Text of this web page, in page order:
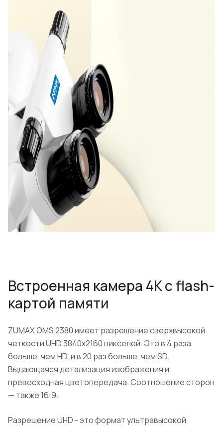
Встроенная камера 4K с flash-
картой памяти
ZUMAX OMS 2380 имеет разрешение сверхвысокой
четкости UHD 3840х2160 пикселей. Это в 4 раза
больше, чем HD, и в 20 раз больше, чем SD.
Выдающаяся детализация изображения и
превосходная цветопередача. Соотношение сторон
— также 16:9.
Разрешение UHD - это формат ультравысокой